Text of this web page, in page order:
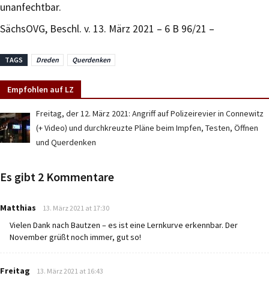
unanfechtbar.
SächsOVG, Beschl. v. 13. März 2021 – 6 B 96/21 –
TAGS Dreden Querdenken
Empfohlen auf LZ
Freitag, der 12. März 2021: Angriff auf Polizeirevier in Connewitz
(+ Video) und durchkreuzte Pläne beim Impfen, Testen, Öffnen
und Querdenken
Es gibt 2 Kommentare
Matthias says:
13. März 2021 at 17:30
Vielen Dank nach Bautzen – es ist eine Lernkurve erkennbar. Der
November grüßt noch immer, gut so!
Freitag says:
13. März 2021 at 16:43